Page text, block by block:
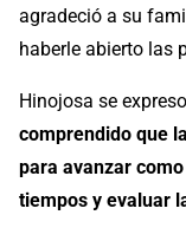
agradeció a su
haberle abierto las
Hinojosa se
comprendido que
para avanzar
tiempos y evaluar